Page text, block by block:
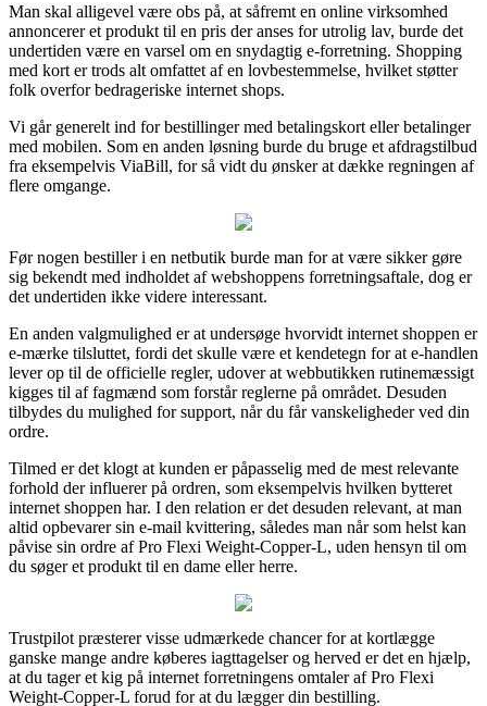
Man skal alligevel være obs på, at såfremt en online virksomhed
annoncerer et produkt til en pris der anses for utrolig lav, burde det
undertiden være en varsel om en snydagtig e-forretning. Shopping
med kort er trods alt omfattet af en lovbestemmelse, hvilket støtter
folk overfor bedrageriske internet shops.
Vi går generelt ind for bestillinger med betalingskort eller betalinger
med mobilen. Som en anden løsning burde du bruge et afdragstilbud
fra eksempelvis ViaBill, for så vidt du ønsker at dække regningen af
flere omgange.
Før nogen bestiller i en netbutik burde man for at være sikker gøre
sig bekendt med indholdet af webshoppens forretningsaftale, dog er
det undertiden ikke videre interessant.
En anden valgmulighed er at undersøge hvorvidt internet shoppen er
e-mærke tilsluttet, fordi det skulle være et kendetegn for at e-handlen
lever op til de officielle regler, udover at webbutikken rutinemæssigt
kigges til af fagmænd som forstår reglerne på området. Desuden
tilbydes du mulighed for support, når du får vanskeligheder ved din
ordre.
Tilmed er det klogt at kunden er påpasselig med de mest relevante
forhold der influerer på ordren, som eksempelvis hvilken bytteret
internet shoppen har. I den relation er det desuden relevant, at man
altid opbevarer sin e-mail kvittering, således man når som helst kan
påvise sin ordre af Pro Flexi Weight-Copper-L, uden hensyn til om
du søger et produkt til en dame eller herre.
Trustpilot præsterer visse udmærkede chancer for at kortlægge
ganske mange andre køberes iagttagelser og herved er det en hjælp,
at du tager et kig på internet forretningens omtaler af Pro Flexi
Weight-Copper-L forud for at du lægger din bestilling.